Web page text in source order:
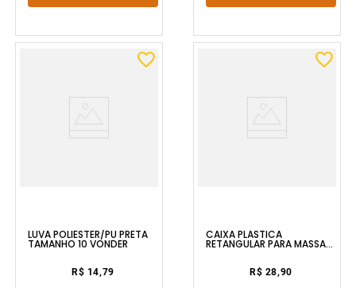
LUVA POLIÉSTER/PU PRETA
TAMANHO 10 VONDER
R$ 14,79
CAIXA PLÁSTICA
RETANGULAR PARA MASSA
R$ 28,90